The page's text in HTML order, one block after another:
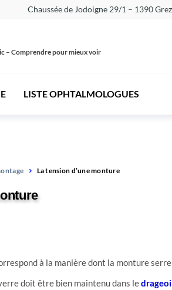
Chaussée de Jodoigne 29/1 – 1390
– Comprendre pour mieux voir
LISTE OPHTALMOLOGUES
La tension d’une monture
à la manière dont la monture
doit être bien maintenu dans le